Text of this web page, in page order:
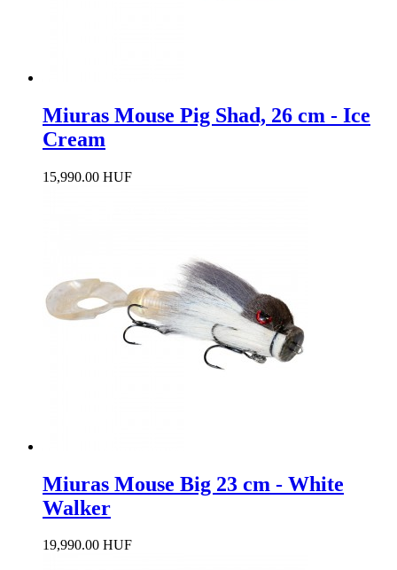
Miuras Mouse Pig Shad, 26 cm - Ice
Cream
15,990.00 HUF
Miuras Mouse Big 23 cm - White
Walker
19,990.00 HUF